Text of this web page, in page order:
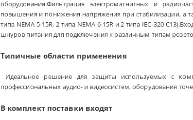
оборудования.Фильтрация электромагнитных и
повышения и понижения напряжения при стабилизации, а
типа NEMA 5-15R, 2 типа NEMA 6-15R и 2 типа IEC-320
шнуров питания для подключения к различным типам
Типичные области применения
Идеальное решение для защиты используемых с
профессиональных аудио- и видеосистем, оборудования
В комплект поставки входят